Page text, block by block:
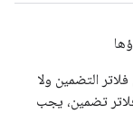
التضمين ولا
فلاتر تضمين، يجب